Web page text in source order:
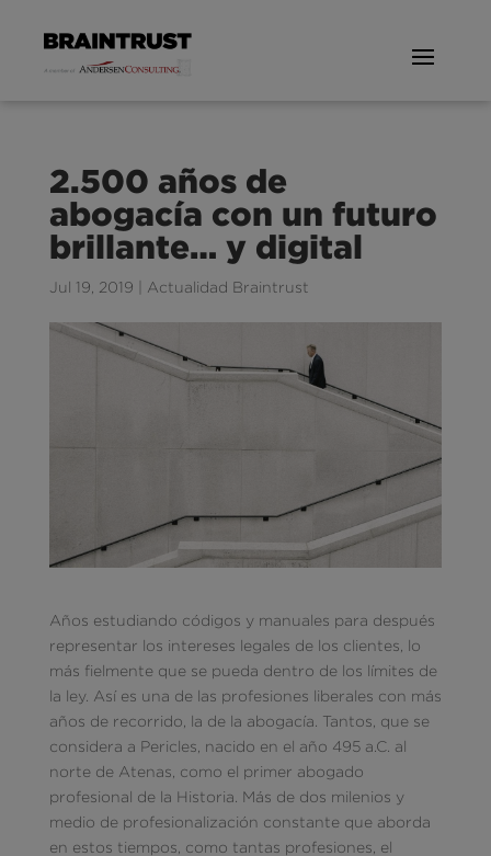
2.500 años de
abogacía con un futuro
brillante… y digital
Jul 19, 2019 Actualidad Braintrust
Años estudiando códigos y manuales para después
representar los intereses legales de los clientes, lo
más fielmente que se pueda dentro de los límites de
la ley. Así es una de las profesiones liberales con más
años de recorrido, la de la abogacía. Tantos, que se
considera a Pericles, nacido en el año 495 a.C. al
norte de Atenas, como el primer abogado
profesional de la Historia. Más de dos milenios y
medio de profesionalización constante que aborda
en estos tiempos, como tantas profesiones, el